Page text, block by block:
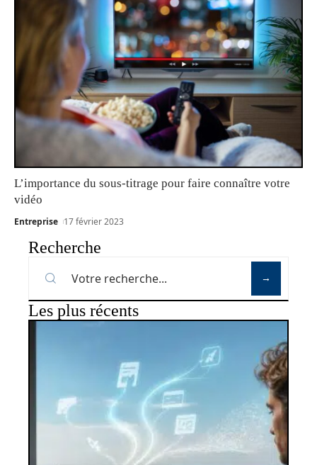
L’importance du sous-titrage pour faire connaître votre
vidéo
Entreprise 17 février 2023
Recherche
Les plus récents